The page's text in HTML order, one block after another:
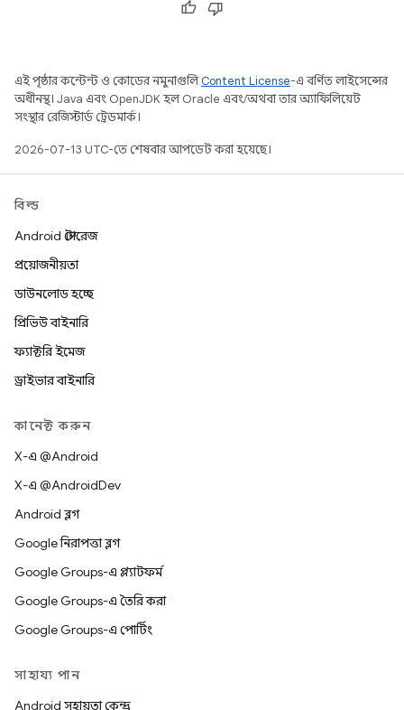
এই পৃষ্ঠার কন্টেন্ট ও কোডের নমুনাগুলিContent License-এ বর্ণিত লাইসেন্সের
অধীনস্থ। Java এবং OpenJDK হল Oracle এবং/অথবা তার অ্যাফিলিয়েট
সংস্থার রেজিস্টার্ড ট্রেডমার্ক।
2026-07-13 UTC-তে শেষবার আপডেট করা হয়েছে।
বিল্ড
Android স্টোরেজ
প্রয়োজনীয়তা
ডাউনলোড হচ্ছে
প্রিভিউ বাইনারি
ফ্যাক্টরি ইমেজ
ড্রাইভার বাইনারি
কানেক্ট করুন
X-এ @Android
X-এ @AndroidDev
Android ব্লগ
Google নিরাপত্তা ব্লগ
Google Groups-এ প্ল্যাটফর্ম
Google Groups-এ তৈরি করা
Google Groups-এ পোর্টিং
সাহায্য পান
Android সহায়তা কেন্দ্র